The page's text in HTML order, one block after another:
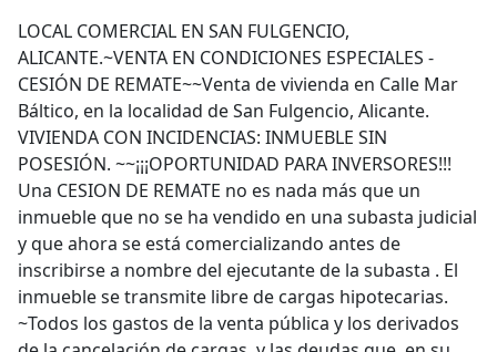
LOCAL COMERCIAL EN SAN FULGENCIO,
ALICANTE.~VENTA EN CONDICIONES ESPECIALES -
CESIÓN DE REMATE~~Venta de vivienda en Calle Mar
Báltico, en la localidad de San Fulgencio, Alicante.
VIVIENDA CON INCIDENCIAS: INMUEBLE SIN
POSESIÓN. ~~¡¡¡OPORTUNIDAD PARA INVERSORES!!!
Una CESION DE REMATE no es nada más que un
inmueble que no se ha vendido en una subasta judicial
y que ahora se está comercializando antes de
inscribirse a nombre del ejecutante de la subasta . El
inmueble se transmite libre de cargas hipotecarias.
~Todos los gastos de la venta pública y los derivados